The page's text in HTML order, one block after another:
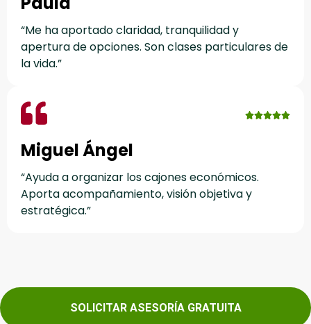
“Me ha aportado claridad, tranquilidad y
apertura de opciones. Son clases particulares de
la vida.”
Miguel Ángel
“Ayuda a organizar los cajones económicos.
Aporta acompañamiento, visión objetiva y
estratégica.”
SOLICITAR ASESORÍA GRATUITA